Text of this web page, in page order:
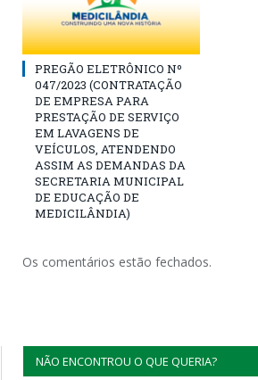
PREGÃO ELETRÔNICO Nº
047/2023 (CONTRATAÇÃO
DE EMPRESA PARA
PRESTAÇÃO DE SERVIÇO
EM LAVAGENS DE
VEÍCULOS, ATENDENDO
ASSIM AS DEMANDAS DA
SECRETARIA MUNICIPAL
DE EDUCAÇÃO DE
MEDICILÂNDIA)
Os comentários estão fechados.
NÃO ENCONTROU O QUE QUERIA?